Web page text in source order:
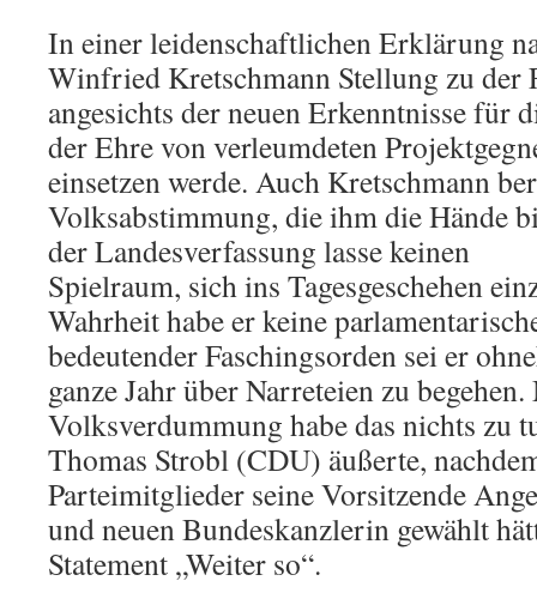
In einer leidenschaftlichen Erklärung
Winfried Kretschmann Stellung zu der
angesichts der neuen Erkenntnisse für
der Ehre von verleumdeten
einsetzen werde. Auch Kretschmann
Volksabstimmung, die ihm die Hände
der Landesverfassung lasse keinen
Spielraum, sich ins Tagesgeschehen
Wahrheit habe er keine
bedeutender Faschingsorden sei er
ganze Jahr über Narreteien zu
Volksverdummung habe das nichts zu
Thomas Strobl (CDU) äußerte,
Parteimitglieder seine Vorsitzende
und neuen Bundeskanzlerin gewählt
Statement „Weiter so“.